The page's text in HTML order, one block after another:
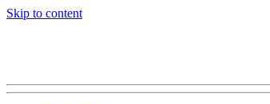
Skip to content